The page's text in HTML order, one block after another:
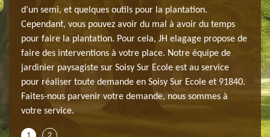
d’un semi, et quelques outils pour la plantation.
Cependant, vous pouvez avoir du mal à avoir du temps
pour faire la plantation. Pour cela, JH elagage propose de
faire des interventions à votre place. Notre équipe de
jardinier paysagiste sur Soisy Sur Ecole est au service
pour réaliser toute demande en Soisy Sur Ecole et 91840.
Faites-nous parvenir votre demande, nous sommes à
votre service.
les
à